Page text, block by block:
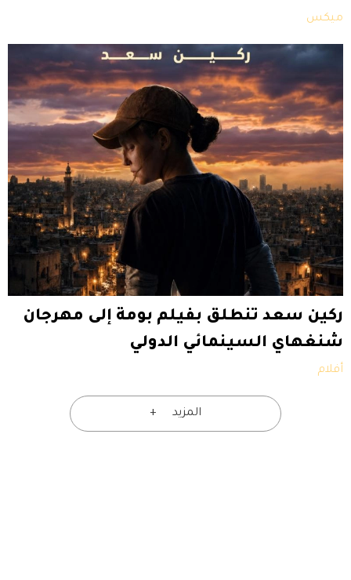
ميكس
ركين سعد تنطلق بفيلم بومة إلى مهرجان
شنغهاي السينمائي الدولي
أفلام
المزيد